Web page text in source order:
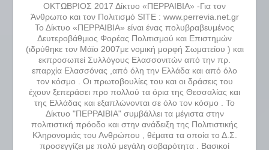
ΟΚΤΩΒΡΙΟΣ 2017 Δίκτυο «ΠΕΡΡΑΙΒΙΑ» -Για τον
Άνθρωπο και τον Πολιτισμό SITE : www.perrevia.net.gr
Το Δίκτυο «ΠΕΡΡΑΙΒΙΑ» είναι ένας πολυβραβευμένος
Δευτεροβάθμιος Φορέας Πολιτισμού και Επιστημών
(ιδρύθηκε τον Μάϊο 2007με νομική μορφή Σωματείου ) και
εκπροσωπεί Συλλόγους Ελασσονιτών από την πρ.
επαρχία Ελασσόνας ,από όλη την Ελλάδα και από όλο
τον κόσμο . Οι πρωτοβουλίες του και οι δράσεις του
έχουν ξεπεράσει προ πολλού τα όρια της Θεσσαλίας και
της Ελλάδας και εξαπλώνονται σε όλο τον κόσμο . Το
Δίκτυο "ΠΕΡΡΑΙΒΙΑ" συμβάλλει τα μέγιστα στην
πολιτιστική πρόοδο και στην ανάδειξη της Πολιτιστικής
Κληρονομιάς του Ανθρώπου , θέματα τα οποία το Δ.Σ.
προσεγγίζει με πολύ μεγάλη σοβαρότητα . Βασικοί